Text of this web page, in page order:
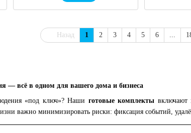
— всё в одном для вашего дома и бизнеса
«под ключ»? Наши готовые комплекты включают
важно минимизировать риски: фиксация событий,
Назад 1 2 3 4 5 6 ...